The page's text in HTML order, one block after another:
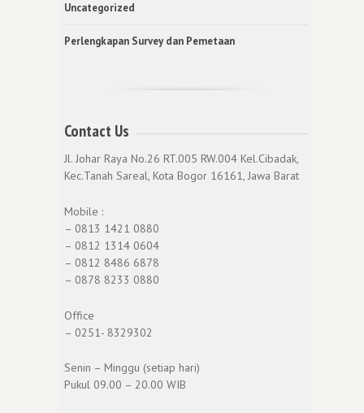
Uncategorized
Perlengkapan Survey dan Pemetaan
Contact Us
Jl. Johar Raya No.26 RT.005 RW.004 Kel.Cibadak,
Kec.Tanah Sareal, Kota Bogor 16161, Jawa Barat
Mobile :
– 0813 1421 0880
– 0812 1314 0604
– 0812 8486 6878
– 0878 8233 0880
Office
– 0251- 8329302
Senin – Minggu (setiap hari)
Pukul 09.00 – 20.00 WIB